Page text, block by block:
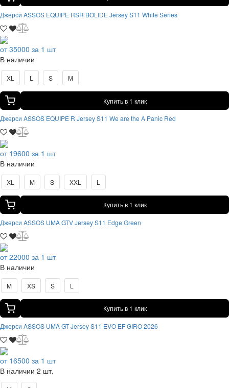
Джерси ASSOS EQUIPE RSR BOLIDE Jersey S11 White Series
от 35000 за 1 шт
В наличии
XL L S M
Купить в 1 клик
Джерси ASSOS EQUIPE R Jersey S11 We are the A Panic Red
от 19600 за 1 шт
В наличии
XL M S XXL L
Купить в 1 клик
Джерси ASSOS UMA GTV Jersey S11 Edge Green
от 22000 за 1 шт
В наличии
M XS S L
Купить в 1 клик
Джерси ASSOS UMA GT Jersey S11 EVO EF GIRO 2026
от 16500 за 1 шт
В наличии 2 шт.